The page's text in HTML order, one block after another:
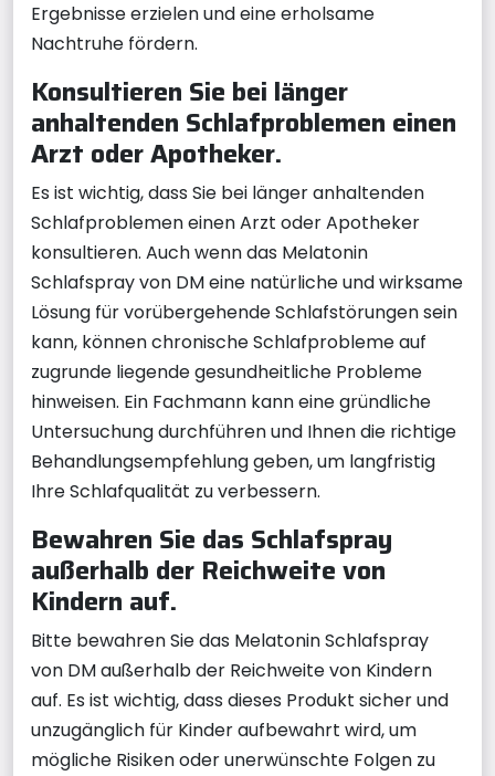
Ergebnisse erzielen und eine erholsame
Nachtruhe fördern.
Konsultieren Sie bei länger
anhaltenden Schlafproblemen einen
Arzt oder Apotheker.
Es ist wichtig, dass Sie bei länger anhaltenden
Schlafproblemen einen Arzt oder Apotheker
konsultieren. Auch wenn das Melatonin
Schlafspray von DM eine natürliche und wirksame
Lösung für vorübergehende Schlafstörungen sein
kann, können chronische Schlafprobleme auf
zugrunde liegende gesundheitliche Probleme
hinweisen. Ein Fachmann kann eine gründliche
Untersuchung durchführen und Ihnen die richtige
Behandlungsempfehlung geben, um langfristig
Ihre Schlafqualität zu verbessern.
Bewahren Sie das Schlafspray
außerhalb der Reichweite von
Kindern auf.
Bitte bewahren Sie das Melatonin Schlafspray
von DM außerhalb der Reichweite von Kindern
auf. Es ist wichtig, dass dieses Produkt sicher und
unzugänglich für Kinder aufbewahrt wird, um
mögliche Risiken oder unerwünschte Folgen zu